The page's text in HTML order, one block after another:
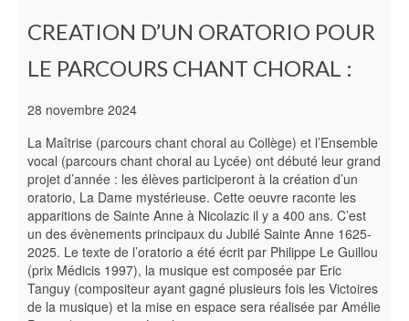
CREATION D’UN ORATORIO POUR
LE PARCOURS CHANT CHORAL :
28 novembre 2024
La Maîtrise (parcours chant choral au Collège) et l’Ensemble
vocal (parcours chant choral au Lycée) ont débuté leur grand
projet d’année : les élèves participeront à la création d’un
oratorio, La Dame mystérieuse. Cette oeuvre raconte les
apparitions de Sainte Anne à Nicolazic il y a 400 ans. C’est
un des évènements principaux du Jubilé Sainte Anne 1625-
2025. Le texte de l’oratorio a été écrit par Philippe Le Guillou
(prix Médicis 1997), la musique est composée par Eric
Tanguy (compositeur ayant gagné plusieurs fois les Victoires
de la musique) et la mise en espace sera réalisée par Amélie